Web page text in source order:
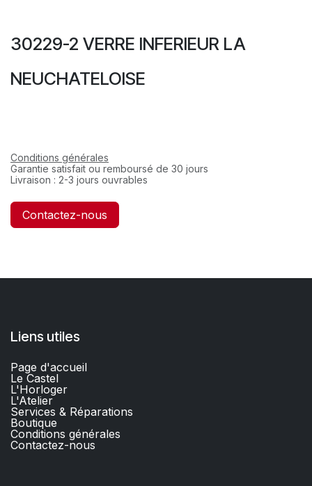
30229-2 VERRE INFERIEUR LA
NEUCHATELOISE
Conditions générales
Garantie satisfait ou remboursé de 30 jours
Livraison : 2-3 jours ouvrables
Contactez-nous
Liens utiles
Page d'accueil
Le Castel
L'Horloger
L'Atelier
Services & Réparations
Boutique
Conditions générales
Contactez-nous​